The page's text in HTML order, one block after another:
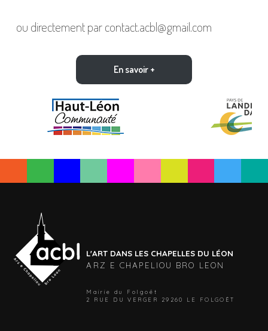
ou directement par contact.acbl@gmail.com
En savoir +
L'ART DANS LES CHAPELLES DU LÉON
ARZ E CHAPELIOU BRO LEON
Mairie du Folgoët
2 RUE DU VERGER 29260 LE FOLGOËT